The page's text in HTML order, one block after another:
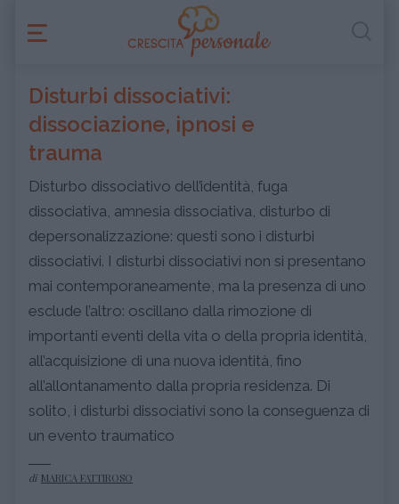
Disturbi dissociativi:
dissociazione, ipnosi e
trauma
Disturbo dissociativo dell’identità, fuga
dissociativa, amnesia dissociativa, disturbo di
depersonalizzazione: questi sono i disturbi
dissociativi. I disturbi dissociativi non si presentano
mai contemporaneamente, ma la presenza di uno
esclude l’altro: oscillano dalla rimozione di
importanti eventi della vita o della propria identità,
all’acquisizione di una nuova identità, fino
all’allontanamento dalla propria residenza. Di
solito, i disturbi dissociativi sono la conseguenza di
un evento traumatico
di MARICA FATTIROSO